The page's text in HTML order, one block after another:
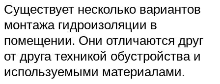
Существует несколько вариантов
монтажа гидроизоляции в
помещении. Они отличаются друг
от друга техникой обустройства и
используемыми материалами.